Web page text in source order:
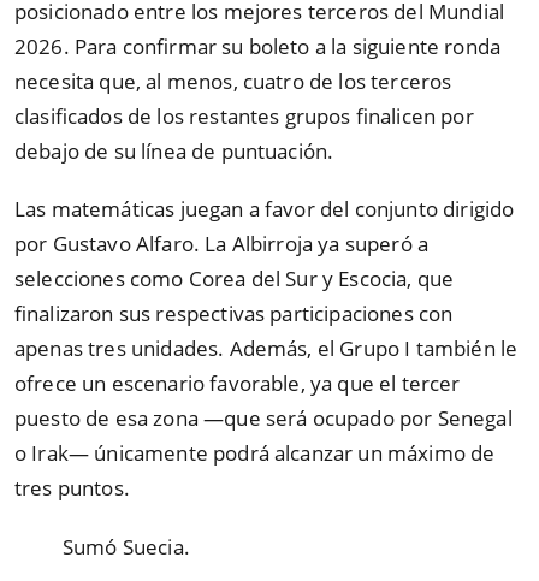
posicionado entre los mejores terceros del Mundial
2026. Para confirmar su boleto a la siguiente ronda
necesita que, al menos, cuatro de los terceros
clasificados de los restantes grupos finalicen por
debajo de su línea de puntuación.
Las matemáticas juegan a favor del conjunto dirigido
por Gustavo Alfaro. La Albirroja ya superó a
selecciones como Corea del Sur y Escocia, que
finalizaron sus respectivas participaciones con
apenas tres unidades. Además, el Grupo I también le
ofrece un escenario favorable, ya que el tercer
puesto de esa zona —que será ocupado por Senegal
o Irak— únicamente podrá alcanzar un máximo de
tres puntos.
Sumó Suecia.